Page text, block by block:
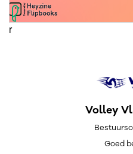
r
Volley
Goed